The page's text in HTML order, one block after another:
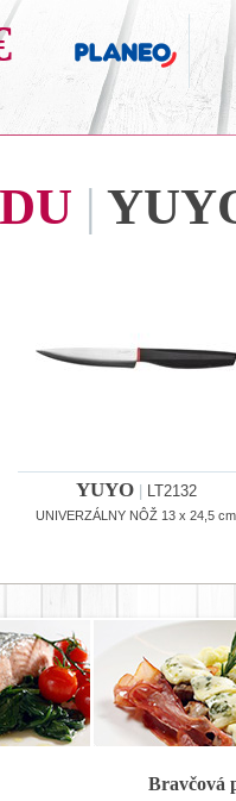
|
YUYO LT2132
UNIVERZÁLNY NÔŽ 13 x 24,5 cm
Bravčová